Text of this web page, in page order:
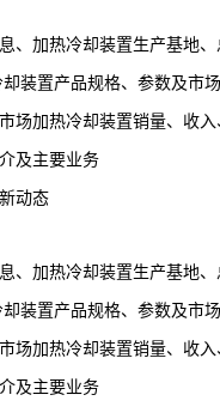
热冷却装置生产基地、
置产品规格、参数及市
热冷却装置销量、收入、
主要业务
动态
热冷却装置生产基地、
置产品规格、参数及市
热冷却装置销量、收入、
主要业务